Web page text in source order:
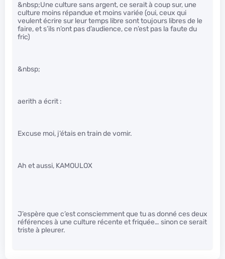
&nbsp;Une culture sans argent, ce serait à coup sur, une
culture moins répandue et moins variée (oui, ceux qui
veulent écrire sur leur temps libre sont toujours libres de le
faire, et s’ils n’ont pas d’audience, ce n’est pas la faute du
fric)
&nbsp;
aerith a écrit :
Excuse moi, j’étais en train de vomir.
Ah et aussi, KAMOULOX
J’espère que c’est consciemment que tu as donné ces deux
références à une culture récente et friquée… sinon ce serait
triste à pleurer.